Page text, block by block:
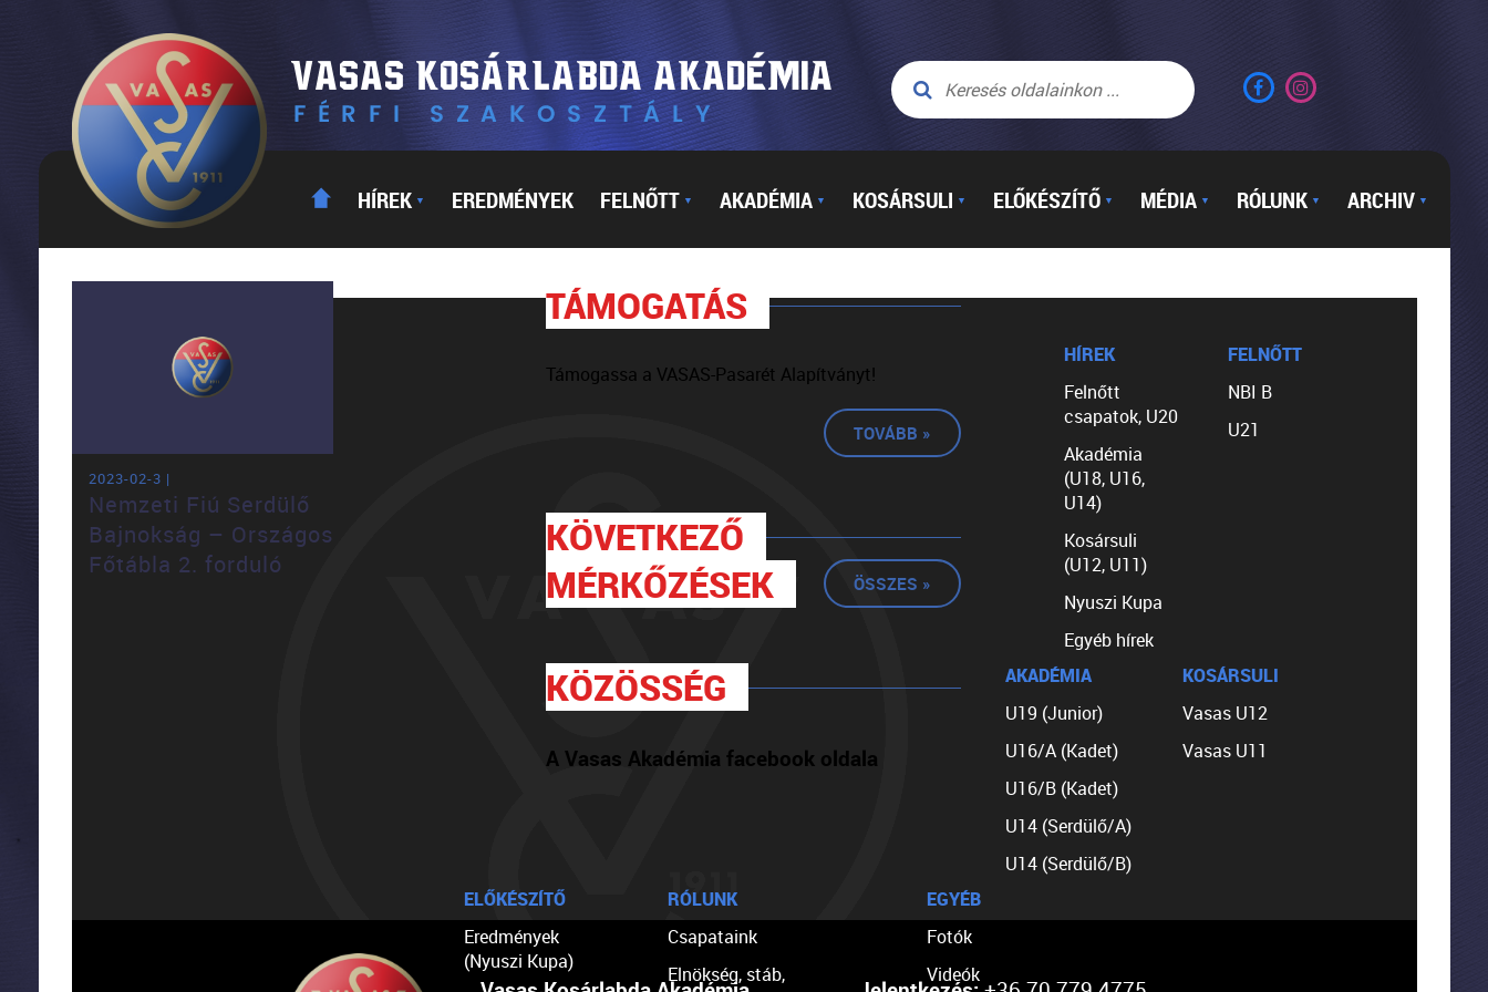
HÍREK ▼ EREDMÉNYEK FELNŐTT ▼ AKADÉMIA ▼ KOSÁRSULI ▼ ELŐKÉSZÍTŐ ▼ MÉDIA ▼ RÓLUNK ▼ ARCHIV ▼
2023-02-3 |
Nemzeti Fiú Serdülő
Bajnokság – Országos
Főtábla 2. forduló
TÁMOGATÁS
Támogassa a VASAS-Pasarét Alapítványt!
TOVÁBB »
KÖVETKEZŐ
MÉRKŐZÉSEK
ÖSSZES »
KÖZÖSSÉG
A Vasas Akadémia facebook oldala
HÍREK
Felnőtt
csapatok, U20
Akadémia
(U18, U16,
U14)
Kosársuli
(U12, U11)
Nyuszi Kupa
Egyéb hírek
FELNŐTT
NBI B
U21
AKADÉMIA
U19 (Junior)
U16/A (Kadet)
U16/B (Kadet)
U14 (Serdülő/A)
U14 (Serdülő/B)
KOSÁRSULI
Vasas U12
Vasas U11
ELŐKÉSZÍTŐ
Eredmények
(Nyuszi Kupa)
RÓLUNK
Csapataink
Elnökség, stáb,
EGYÉB
Fotók
Videók